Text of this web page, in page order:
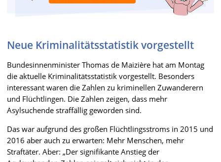
Neue Kriminalitätsstatistik vorgestellt
Bundesinnenminister Thomas de Maizière hat am Montag
die aktuelle Kriminalitätsstatistik vorgestellt. Besonders
interessant waren die Zahlen zu kriminellen Zuwanderern
und Flüchtlingen. Die Zahlen zeigen, dass mehr
Asylsuchende straffällig geworden sind.
Das war aufgrund des großen Flüchtlingsstroms in 2015 und
2016 aber auch zu erwarten: Mehr Menschen, mehr
Straftäter. Aber: „Der signifikante Anstieg der